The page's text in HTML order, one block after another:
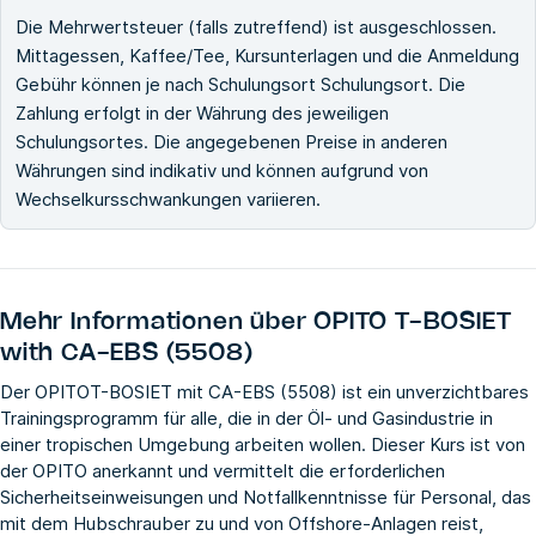
Die Mehrwertsteuer (falls zutreffend) ist ausgeschlossen.
Mittagessen, Kaffee/Tee, Kursunterlagen und die Anmeldung
Gebühr können je nach Schulungsort Schulungsort. Die
Zahlung erfolgt in der Währung des jeweiligen
Schulungsortes. Die angegebenen Preise in anderen
Währungen sind indikativ und können aufgrund von
Wechselkursschwankungen variieren.
Mehr Informationen überOPITO T-BOSIET
with CA-EBS (5508)
Der OPITOT-BOSIET mit CA-EBS (5508) ist ein unverzichtbares
Trainingsprogramm für alle, die in der Öl- und Gasindustrie in
einer tropischen Umgebung arbeiten wollen. Dieser Kurs ist von
der OPITO anerkannt und vermittelt die erforderlichen
Sicherheitseinweisungen und Notfallkenntnisse für Personal, das
mit dem Hubschrauber zu und von Offshore-Anlagen reist,